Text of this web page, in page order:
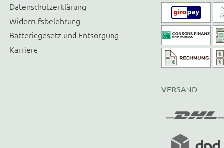
Datenschutzerklärung
Widerrufsbelehrung
Batteriegesetz und Entsorgung
Karriere
VERSAND